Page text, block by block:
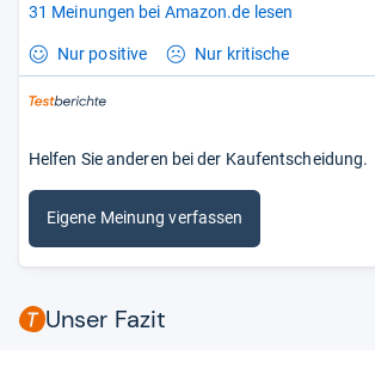
31 Meinungen bei Amazon.de lesen
Nur positive Nur kritische
Helfen Sie anderen bei der Kaufentscheidung.
Eigene Meinung verfassen
Unser Fazit